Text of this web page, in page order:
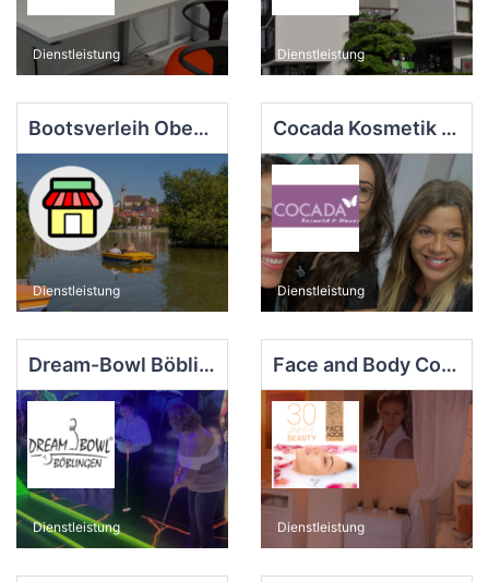
Dienstleistung Dienstleistung
Bootsverleih Oberer See Böblingen
Dienstleistung
Cocada Kosmetik & Waxes
Dienstleistung
Dream-Bowl Böblingen
Dienstleistung
Face and Body Cosmetic
Dienstleistung